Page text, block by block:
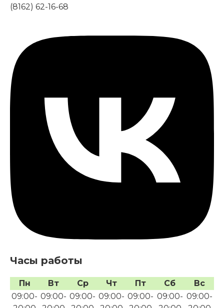
(8162) 62-16-68
Часы работы
Пн Вт Ср Чт Пт Сб
Вс
09:00- 09:00- 09:00- 09:00- 09:00- 09:00- 09:00-